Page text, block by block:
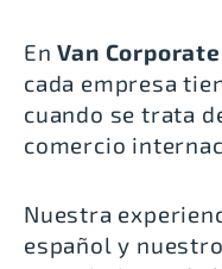
EnVan Corporate
cada empresa
cuando se trata
comercio
Nuestra
español y